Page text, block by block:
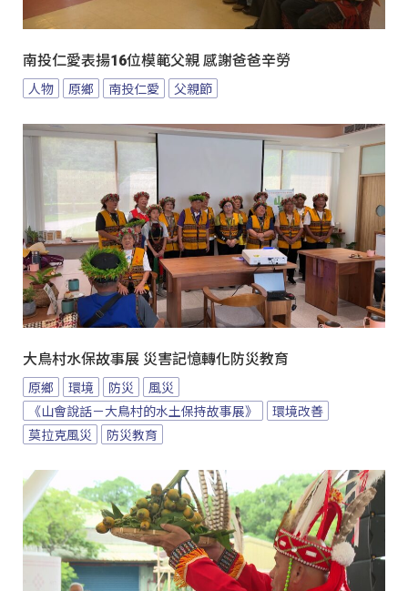
南投仁愛表揚16位模範父親 感謝爸爸辛勞
人物 原鄉 南投仁愛 父親節
大鳥村水保故事展 災害記憶轉化防災教育
原鄉 環境 防災
風災
《山會說話－大鳥村的水土保持故事展》
環境改善
莫拉克風災
防災教育